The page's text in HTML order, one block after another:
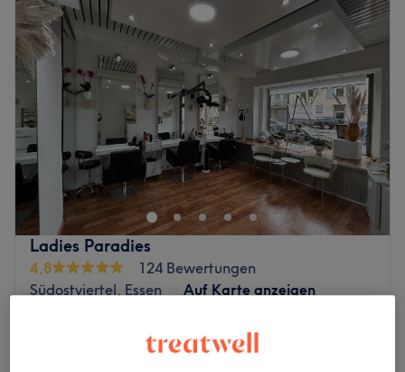
Ladies Paradies
4,8
124 Bewertungen
Südostviertel, Essen
Auf Karte anzeigen
1 Std. 20 Min. - 1 Std. 35 Min.